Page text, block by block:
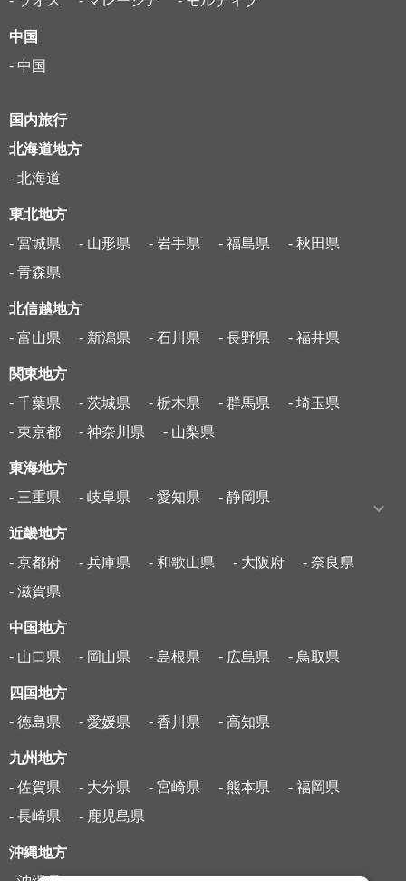
中国
- 中国
国内旅行
北海道地方
- 北海道
東北地方
- 宮城県
- 山形県 - 岩手県 - 福島県
- 秋田県
- 青森県
北信越地方
- 富山県
- 新潟県 - 石川県 - 長野県 - 福井県
関東地方
- 千葉県
- 茨城県 - 栃木県 - 群馬県
- 埼玉県
- 東京都
- 神奈川県 - 山梨県
東海地方
- 三重県
- 岐阜県 - 愛知県 - 静岡県
近畿地方
- 京都府
- 兵庫県 - 和歌山県 - 大阪府
- 奈良県
- 滋賀県
中国地方
- 山口県
- 岡山県 - 島根県 - 広島県 - 鳥取県
四国地方
- 徳島県
- 愛媛県 - 香川県 - 高知県
九州地方
- 佐賀県
- 大分県 - 宮崎県 - 熊本県
- 福岡県
- 長崎県
- 鹿児島県
沖縄地方